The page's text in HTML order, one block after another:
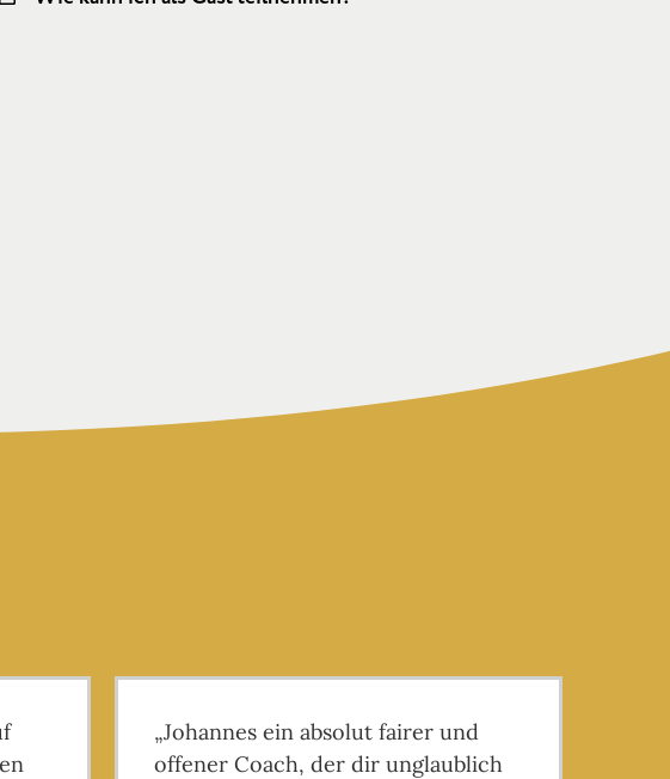
„Johannes ein absolut fairer und
offener Coach, der dir unglaublich